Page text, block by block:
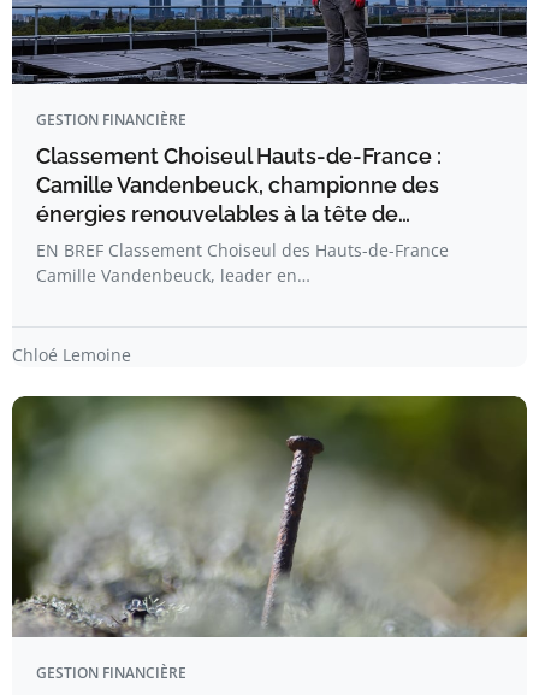
GESTION FINANCIÈRE
Classement Choiseul Hauts-de-France :
Camille Vandenbeuck, championne des
énergies renouvelables à la tête de…
EN BREF Classement Choiseul des Hauts-de-France
Camille Vandenbeuck, leader en…
Chloé Lemoine
GESTION FINANCIÈRE